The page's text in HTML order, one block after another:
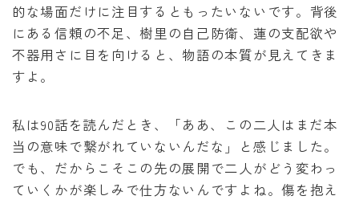
的な場面だけに注目するともったいないです。背後
にある信頼の不足、樹里の自己防衛、蓮の支配欲や
不器用さに目を向けると、物語の本質が見えてきま
すよ。
私は90話を読んだとき、「ああ、この二人はまだ本
当の意味で繋がれていないんだな」と感じました。
でも、だからこそこの先の展開で二人がどう変わっ
ていくかが楽しみで仕方ないんですよね。傷を抱え